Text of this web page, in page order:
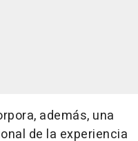
además, una
de la experiencia